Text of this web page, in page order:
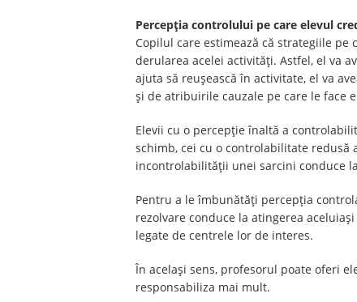
Percepţia controlului pe care elevul
Copilul care estimează că strategiile
derularea acelei activităţi. Astfel, el va
ajuta să reuşească în activitate, el va
şi de atribuirile cauzale pe care le face
Elevii cu o percepție înaltă a
schimb, cei cu o controlabilitate redusă
incontrolabilităţii unei sarcini conduce
Pentru a le îmbunătăți percepția
rezolvare conduce la atingerea
legate de centrele lor de interes.
În același sens, profesorul poate oferi
responsabiliza mai mult.